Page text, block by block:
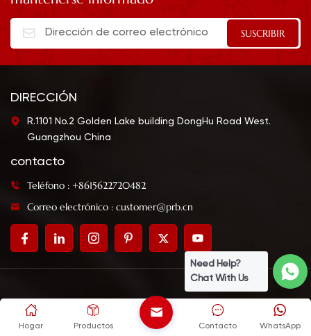
DIRECCIÓN
R.1101 No.2 Golden Lake building DongHu Road West.
Guangzhou China
contacto
Teléfono : +8615622720482
Correo electrónico : customer@prb.cn
© GuangDong PRB Bio-tech Co., Ltd. Blog Mapa del sitio
|
política de privacidad
Términos y condiciones
IPv6 RED SOPORTADA
Hogar Productos WhatsApp
Contacto
Need Help?
Chat With Us